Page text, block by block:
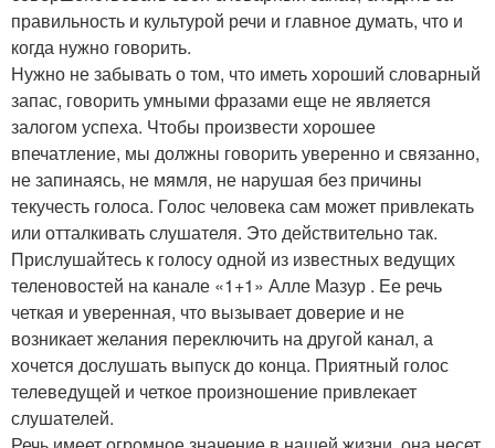
правильность и культурой речи и главное думать, что и
когда нужно говорить.
Нужно не забывать о том, что иметь хороший словарный
запас, говорить умными фразами еще не является
залогом успеха. Чтобы произвести хорошее
впечатление, мы должны говорить уверенно и связанно,
не запинаясь, не мямля, не нарушая без причины
текучесть голоса. Голос человека сам может привлекать
или отталкивать слушателя. Это действительно так.
Прислушайтесь к голосу одной из известных ведущих
теленовостей на канале «1+1» Алле Мазур . Ее речь
четкая и уверенная, что вызывает доверие и не
возникает желания переключить на другой канал, а
хочется дослушать выпуск до конца. Приятный голос
телеведущей и четкое произношение привлекает
слушателей.